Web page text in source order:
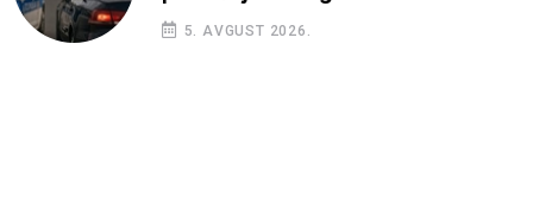
5. AVGUST 2026.